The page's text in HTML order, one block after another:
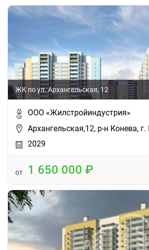
ЖК по ул. Архангельская, 12
ООО «Жилстройиндустрия»
Архангельская,12, р-н Конева,
2029
от 1 650 000